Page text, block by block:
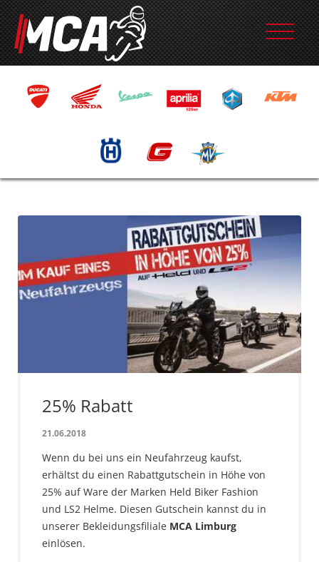
25% Rabatt
21.06.2018
Wenn du bei uns ein Neufahrzeug kaufst,
erhältst du einen Rabattgutschein in Höhe von
25% auf Ware der Marken Held Biker Fashion
und LS2 Helme. Diesen Gutschein kannst du in
unserer Bekleidungsfiliale MCA Limburg
einlösen.